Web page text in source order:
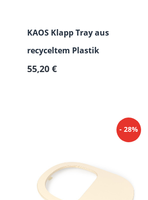
KAOS Klapp Tray aus
recyceltem Plastik
Regulärer Preis:
55,20 €
- 28%